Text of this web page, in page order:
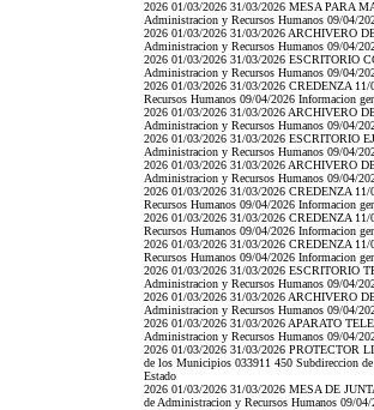
2026 01/03/2026 31/03/2026 MESA PARA
Administracion y Recursos Humanos 09/04/
2026 01/03/2026 31/03/2026 ARCHIVERO
Administracion y Recursos Humanos 09/04/
2026 01/03/2026 31/03/2026 ESCRITORIO
Administracion y Recursos Humanos 09/04/
2026 01/03/2026 31/03/2026 CREDENZA
Recursos Humanos 09/04/2026 Informacion
2026 01/03/2026 31/03/2026 ARCHIVERO
Administracion y Recursos Humanos 09/04/
2026 01/03/2026 31/03/2026 ESCRITORIO
Administracion y Recursos Humanos 09/04/
2026 01/03/2026 31/03/2026 ARCHIVERO
Administracion y Recursos Humanos 09/04/
2026 01/03/2026 31/03/2026 CREDENZA
Recursos Humanos 09/04/2026 Informacion
2026 01/03/2026 31/03/2026 CREDENZA
Recursos Humanos 09/04/2026 Informacion
2026 01/03/2026 31/03/2026 CREDENZA
Recursos Humanos 09/04/2026 Informacion
2026 01/03/2026 31/03/2026 ESCRITORIO
Administracion y Recursos Humanos 09/04/
2026 01/03/2026 31/03/2026 ARCHIVERO
Administracion y Recursos Humanos 09/04/
2026 01/03/2026 31/03/2026 APARATO
Administracion y Recursos Humanos 09/04/
2026 01/03/2026 31/03/2026 PROTECTOR
de los Municipios 033911 450 Subdireccion
Estado
2026 01/03/2026 31/03/2026 MESA DE
de Administracion y Recursos Humanos 09/